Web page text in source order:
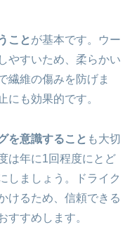
ことが基本です。ウー
やすいため、柔らかい
繊維の傷みを防げま
にも効果的です。
を意識すること も大切
は年に1回程度にとど
しましょう。ドライク
けるため、信頼できる
すすめします。